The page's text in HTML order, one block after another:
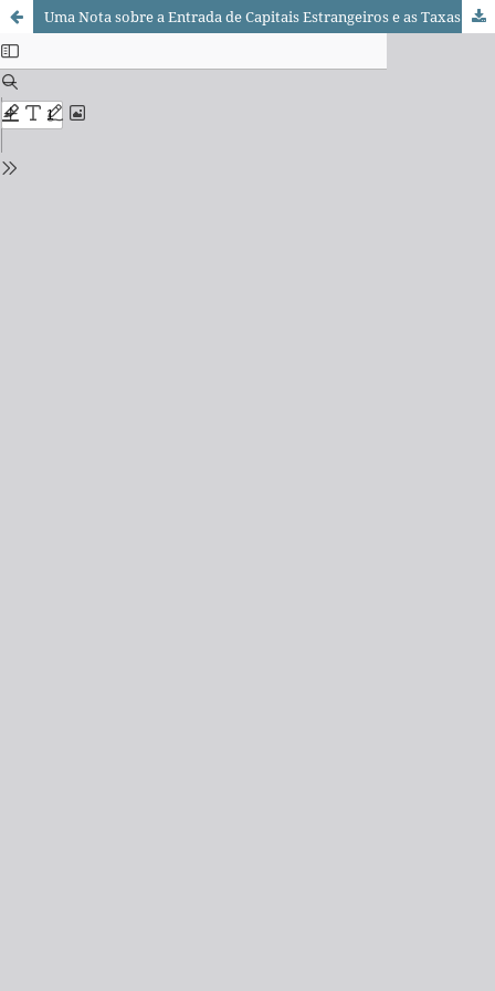
Uma Nota sobre a Entrada de Capitais Estrangeiros e as Taxas de Crescimento do Produto